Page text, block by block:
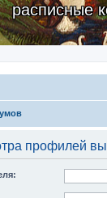
расписные
профилей